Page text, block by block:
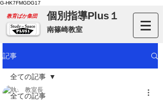
G-HK7FMGDG17
​教育ばか集団 個別指導Plus１
南篠崎教室
記事
全ての記事
全ての記事
教室長